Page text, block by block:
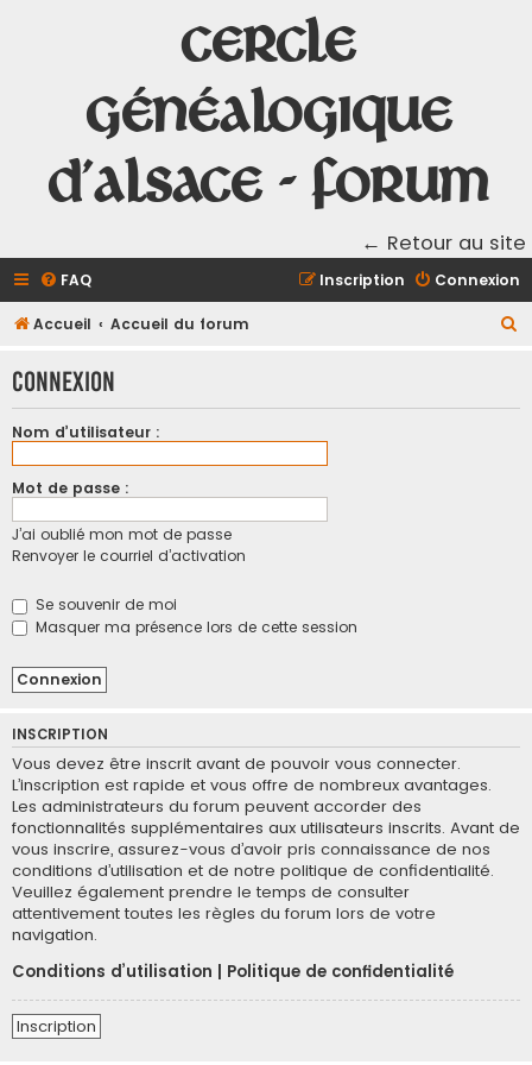
Cercle
Généalogique
d'Alsace - Forum
← Retour au site
FAQ Connexion
Inscription
Accueil Accueil du forum
h
Connexion
Nom d’utilisateur :
Mot de passe :
J’ai oublié mon mot de passe
Renvoyer le courriel d’activation
Se souvenir de moi
Masquer ma présence lors de cette session
INSCRIPTION
Vous devez être inscrit avant de pouvoir vous connecter.
L’inscription est rapide et vous offre de nombreux avantages.
Les administrateurs du forum peuvent accorder des
fonctionnalités supplémentaires aux utilisateurs inscrits. Avant de
vous inscrire, assurez-vous d’avoir pris connaissance de nos
conditions d’utilisation et de notre politique de confidentialité.
Veuillez également prendre le temps de consulter
attentivement toutes les règles du forum lors de votre
navigation.
Conditions d’utilisation
Politique de confidentialité
Inscription